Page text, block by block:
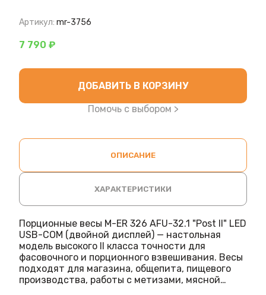
Артикул: mr-3756
7 790 ₽
ДОБАВИТЬ В КОРЗИНУ
Помочь с выбором >
ОПИСАНИЕ
ХАРАКТЕРИСТИКИ
Порционные весы M-ER 326 AFU-32.1 "Post II" LED
USB-COM (двойной дисплей) — настольная
модель высокого II класса точности для
фасовочного и порционного взвешивания. Весы
подходят для магазина, общепита, пищевого
производства, работы с метизами, мясной